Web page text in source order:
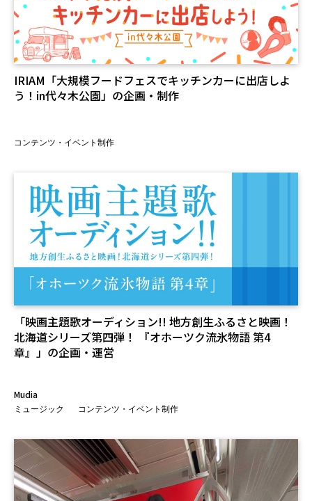
IRIAM「大規模フードフェスでキッチンカーに出店しよ
う！in代々木公園」の企画・制作
コンテンツ・イベント制作
「映画主題歌オーディション!! 地方創生ふるさと映画！
北海道シリーズ第四弾！ 『オホーツク流氷物語 第4
章』」の企画・運営
Mudia
ミュージック コンテンツ・イベント制作